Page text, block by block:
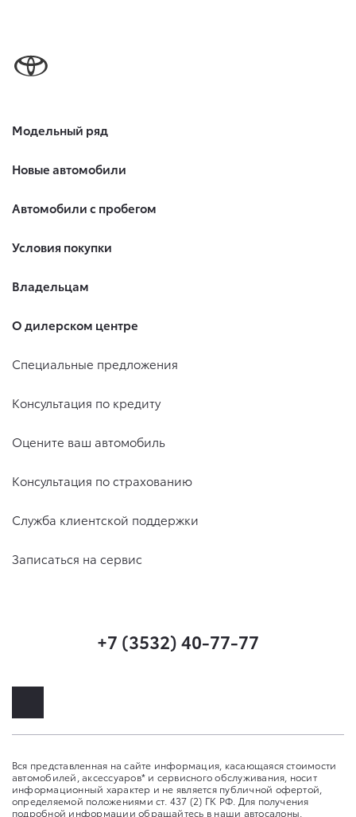
Модельный ряд
Новые автомобили
Автомобили с пробегом
Условия покупки
Владельцам
О дилерском центре
Специальные предложения
Консультация по кредиту
Оцените ваш автомобиль
Консультация по страхованию
Служба клиентской поддержки
Записаться на сервис
+7 (3532) 40-77-77
Вся представленная на сайте информация, касающаяся стоимости
автомобилей, аксессуаров* и сервисного обслуживания, носит
информационный характер и не является публичной офертой,
определяемой положениями ст. 437 (2) ГК РФ. Для получения
подробной информации обращайтесь в наши автосалоны.